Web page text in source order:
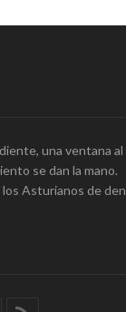
una ventana al
se dan la mano.
Asturianos de